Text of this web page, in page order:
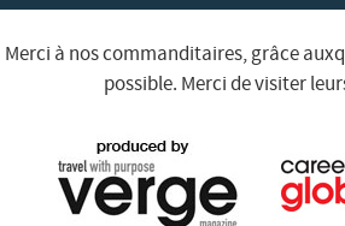
Merci à nos commanditaires, grâce
possible. Merci de visiter